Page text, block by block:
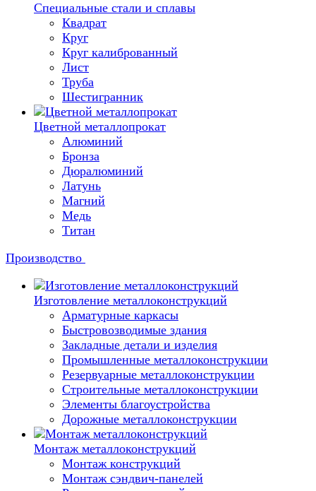
Специальные стали и сплавы
Квадрат
Круг
Круг калиброванный
Лист
Труба
Шестигранник
Цветной металлопрокат
Алюминий
Бронза
Дюралюминий
Латунь
Магний
Медь
Титан
Производство
Изготовление металлоконструкций
Арматурные каркасы
Быстровозводимые здания
Закладные детали и изделия
Промышленные металлоконструкции
Резервуарные металлоконструкции
Строительные металлоконструкции
Элементы благоустройства
Дорожные металлоконструкции
Монтаж металлоконструкций
Монтаж конструкций
Монтаж сэндвич-панелей